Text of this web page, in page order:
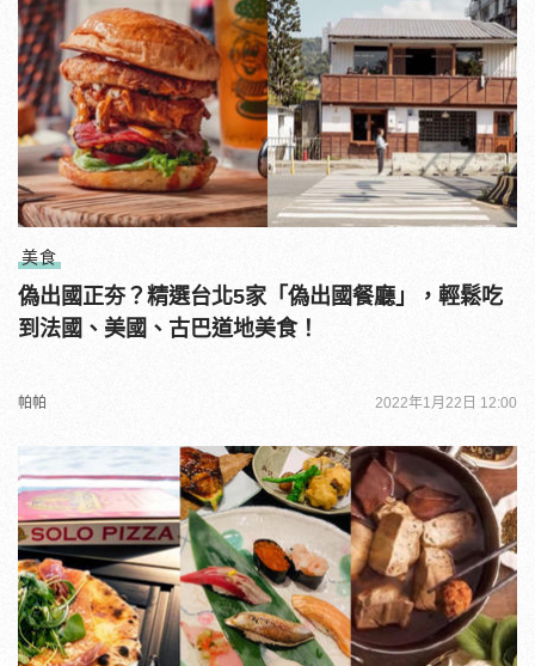
美食
偽出國正夯？精選台北5家「偽出國餐廳」，輕鬆吃
到法國、美國、古巴道地美食！
帕帕 2022年1月22日 12:00